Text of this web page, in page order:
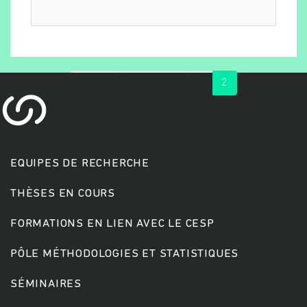
2
EQUIPES DE RECHERCHE
THÈSES EN COURS
FORMATIONS EN LIEN AVEC LE CESP
PÔLE MÉTHODOLOGIES ET STATISTIQUES
SÉMINAIRES